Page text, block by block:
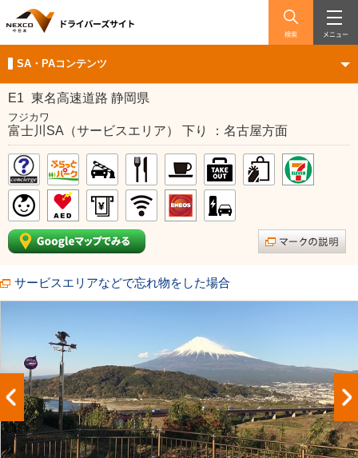
検索 メニュー
SA・PAコンテンツ
E1 東名高速道路 静岡県
フジカワ
富士川SA（サービスエリア） 下り ：名古屋方面
サービスエリアなどで忘れ物をした場合